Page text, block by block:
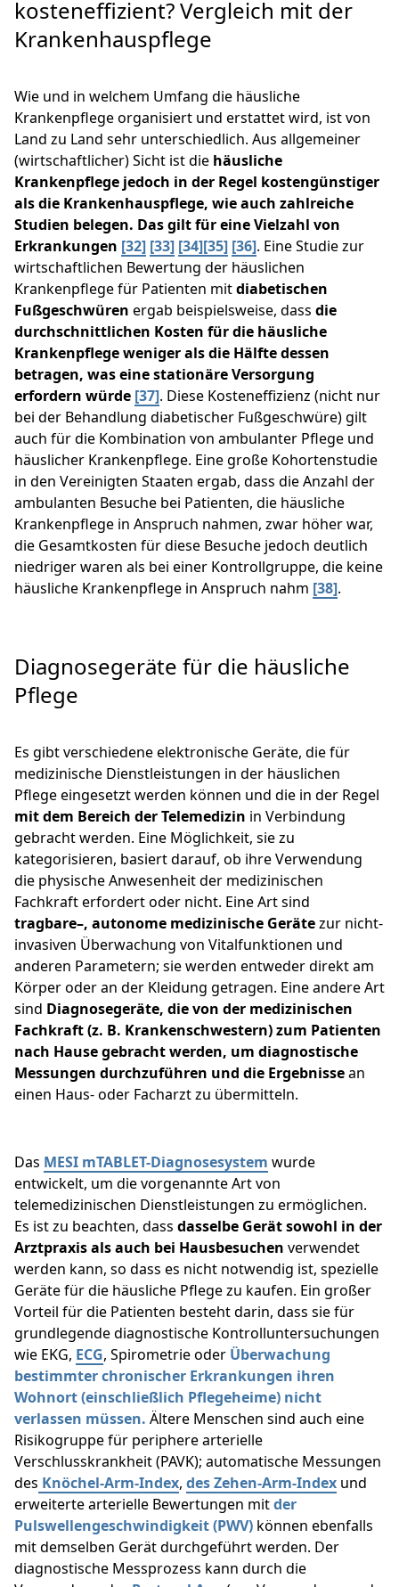
kosteneffizient? Vergleich mit der
Krankenhauspflege
Wie und in welchem Umfang die häusliche
Krankenpflege organisiert und erstattet wird, ist von
Land zu Land sehr unterschiedlich. Aus allgemeiner
(wirtschaftlicher) Sicht ist die häusliche
Krankenpflege jedoch in der Regel kostengünstiger
als die Krankenhauspflege, wie auch zahlreiche
Studien belegen. Das gilt für eine Vielzahl von
Erkrankungen [32] [33] [34][35] [36]. Eine Studie zur
wirtschaftlichen Bewertung der häuslichen
Krankenpflege für Patienten mitdiabetischen
Fußgeschwüren ergab beispielsweise, dass die
durchschnittlichen Kosten für die häusliche
Krankenpflege weniger als die Hälfte dessen
betragen, was eine stationäre Versorgung
erfordern würde [37]. Diese Kosteneffizienz (nicht nur
bei der Behandlung diabetischer Fußgeschwüre) gilt
auch für die Kombination von ambulanter Pflege und
häuslicher Krankenpflege. Eine große Kohortenstudie
in den Vereinigten Staaten ergab, dass die Anzahl der
ambulanten Besuche bei Patienten, die häusliche
Krankenpflege in Anspruch nahmen, zwar höher war,
die Gesamtkosten für diese Besuche jedoch deutlich
niedriger waren als bei einer Kontrollgruppe, die keine
häusliche Krankenpflege in Anspruch nahm [38].
Diagnosegeräte für die häusliche
Pflege
Es gibt verschiedene elektronische Geräte, die für
medizinische Dienstleistungen in der häuslichen
Pflege eingesetzt werden können und die in der Regel
mit dem Bereich der Telemedizin in Verbindung
gebracht werden. Eine Möglichkeit, sie zu
kategorisieren, basiert darauf, ob ihre Verwendung
die physische Anwesenheit der medizinischen
Fachkraft erfordert oder nicht. Eine Art sind
tragbare–, autonome medizinische Gerätezur nicht-
invasiven Überwachung von Vitalfunktionen und
anderen Parametern; sie werden entweder direkt am
Körper oder an der Kleidung getragen. Eine andere Art
sind Diagnosegeräte, die von der medizinischen
Fachkraft (z. B. Krankenschwestern) zum Patienten
nach Hause gebracht werden, um diagnostische
Messungen durchzuführen und die Ergebnissean
einen Haus- oder Facharzt zu übermitteln.
Das MESI mTABLET-Diagnosesystem wurde
entwickelt, um die vorgenannte Art von
telemedizinischen Dienstleistungen zu ermöglichen.
Es ist zu beachten, dass dasselbe Gerät sowohl in der
Arztpraxis als auch bei Hausbesuchen verwendet
werden kann, so dass es nicht notwendig ist, spezielle
Geräte für die häusliche Pflege zu kaufen. Ein großer
Vorteil für die Patienten besteht darin, dass sie für
grundlegende diagnostische Kontrolluntersuchungen
wie EKG, ECG, Spirometrie oder Überwachung
bestimmter chronischer Erkrankungen ihren
Wohnort (einschließlich Pflegeheime) nicht
verlassen müssen. Ältere Menschen sind auch eine
Risikogruppe für periphere arterielle
Verschlusskrankheit (PAVK); automatische Messungen
des Knöchel-Arm-Index, des Zehen-Arm-Index und
erweiterte arterielle Bewertungen mitder
Pulswellengeschwindigkeit (PWV) können ebenfalls
mit demselben Gerät durchgeführt werden. Der
diagnostische Messprozess kann durch die